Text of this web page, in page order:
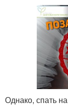
Однако, спать